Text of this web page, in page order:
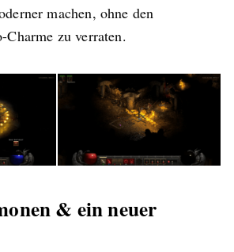
machen, ohne den
zu verraten.
& ein neuer